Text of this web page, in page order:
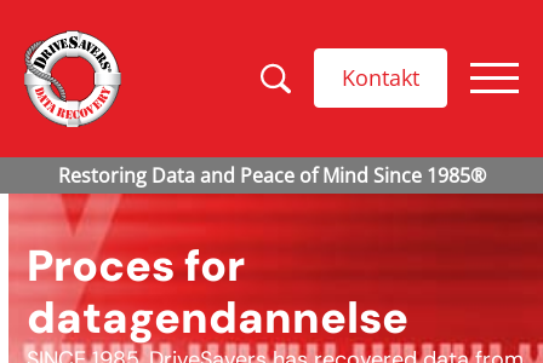
Kontakt
Proces for
datagendannelse